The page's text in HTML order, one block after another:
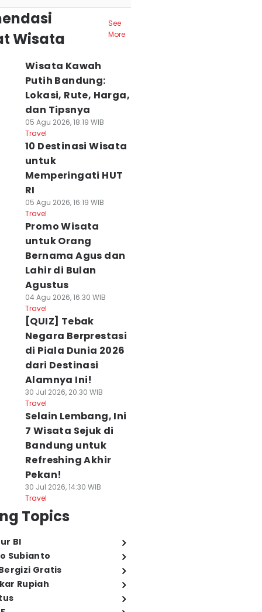
Wisata
See
More
Wisata Kawah
Putih Bandung:
Lokasi, Rute, Harga,
dan Tipsnya
05 Agu 2026, 18:19 WIB
Travel
10 Destinasi Wisata
untuk
Memperingati HUT
RI
05 Agu 2026, 16:19 WIB
Travel
Promo Wisata
untuk Orang
Bernama Agus dan
Lahir di Bulan
Agustus
04 Agu 2026, 16:30 WIB
Travel
[QUIZ] Tebak
Negara Berprestasi
di Piala Dunia 2026
dari Destinasi
Alamnya Ini!
30 Jul 2026, 20:30 WIB
Travel
Selain Lembang, Ini
7 Wisata Sejuk di
Bandung untuk
Refreshing Akhir
Pekan!
30 Jul 2026, 14:30 WIB
Travel
Topics
BI
Subianto
Gratis
Rupiah